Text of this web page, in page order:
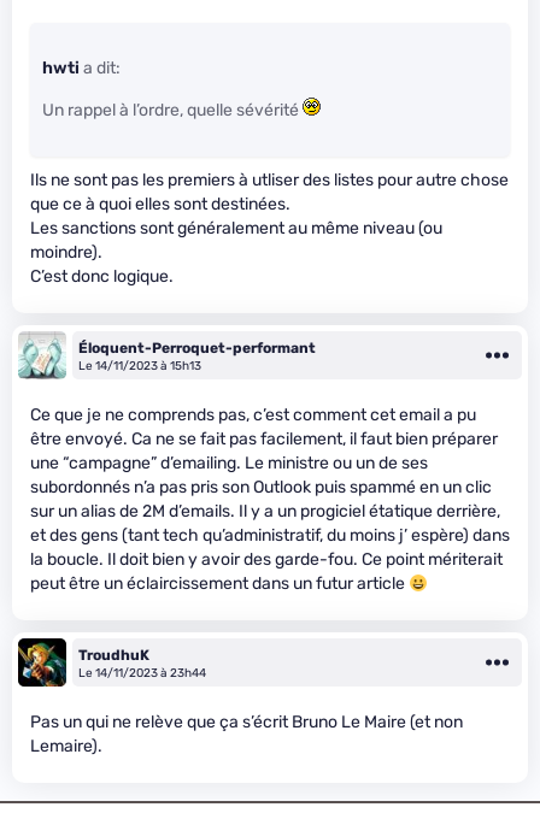
hwti a dit:
Un rappel à l’ordre, quelle sévérité
Ils ne sont pas les premiers à utliser des listes pour autre chose
que ce à quoi elles sont destinées.
Les sanctions sont généralement au même niveau (ou
moindre).
C’est donc logique.
Éloquent-Perroquet-performant
Le 14/11/2023 à 15h13
Ce que je ne comprends pas, c’est comment cet email a pu
être envoyé. Ca ne se fait pas facilement, il faut bien préparer
une “campagne” d’emailing. Le ministre ou un de ses
subordonnés n’a pas pris son Outlook puis spammé en un clic
sur un alias de 2M d’emails. Il y a un progiciel étatique derrière,
et des gens (tant tech qu’administratif, du moins j’ espère) dans
la boucle. Il doit bien y avoir des garde-fou. Ce point mériterait
peut être un éclaircissement dans un futur article
TroudhuK
Le 14/11/2023 à 23h44
Pas un qui ne relève que ça s’écrit Bruno Le Maire (et non
Lemaire).